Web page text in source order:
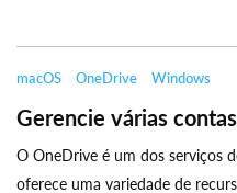
macOS OneDrive Windows
Gerencie várias
O OneDrive é um dos serviços
oferece uma variedade de